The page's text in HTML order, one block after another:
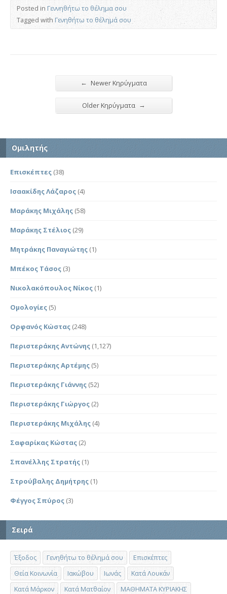
Posted in Γεννηθήτω το θέλημα σου
Tagged withΓενηθήτω το θέλημά σου
← Newer Κηρύγματα
Older Κηρύγματα →
Ομιλητής
Επισκέπτες (38)
Ισαακίδης Λάζαρος (4)
Μαράκης Μιχάλης (58)
Μαράκης Στέλιος (29)
Μητράκης Παναγιώτης (1)
Μπέκος Τάσος (3)
Νικολακόπουλος Νίκος (1)
Ομολογίες (5)
Ορφανός Κώστας (248)
Περιστεράκης Αντώνης (1,127)
Περιστεράκης Αρτέμης (5)
Περιστεράκης Γιάννης (52)
Περιστεράκης Γιώργος (2)
Περιστεράκης Μιχάλης (4)
Σαφαρίκας Κώστας (2)
Σπανέλλης Στρατής (1)
Στρούβαλης Δημήτρης (1)
Φέγγος Σπύρος (3)
Σειρά
Έξοδος Γενηθήτω το θέλημά σου
Επισκέπτες
Θεία Κοινωνία
Ιακώβου Ιωνάς
Κατά Λουκάν
Κατά Μάρκον
Κατά Ματθαίον
ΜΑΘΗΜΑΤΑ ΚΥΡΙΑΚΗΣ